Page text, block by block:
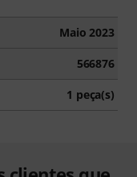
Maio 2023
566876
1 peça(s)